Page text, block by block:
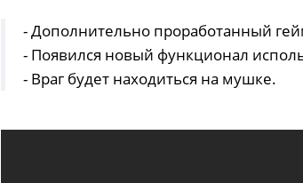
- Дополнительно проработанный
- Появился новый функционал
- Враг будет находиться на мушке.